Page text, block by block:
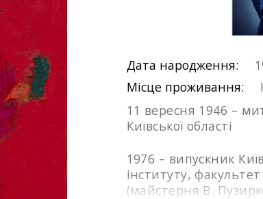
Дата народження:
Місце проживання:
11 вересня 1946 –
Київської області
1976 – випускник
інституту,
(майстерня В.